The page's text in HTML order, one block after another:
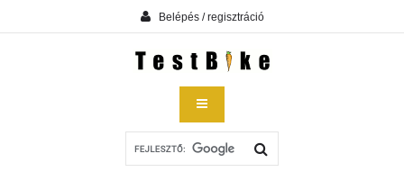
Belépés / regisztráció